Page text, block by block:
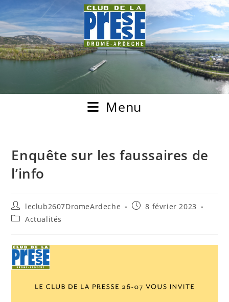
Menu
Enquête sur les faussaires de
l’info
leclub2607DromeArdeche
8 février 2023
Actualités